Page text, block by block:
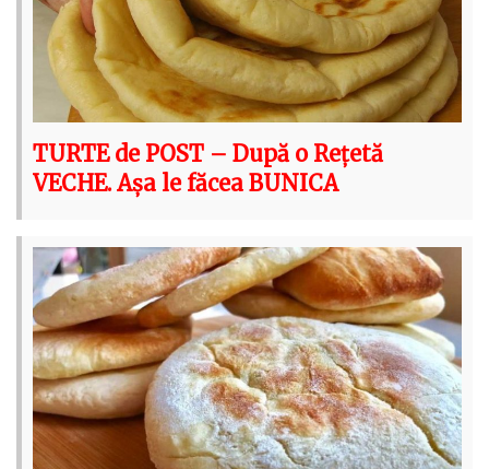
TURTE de POST – După o Rețetă
VECHE. Așa le făcea BUNICA